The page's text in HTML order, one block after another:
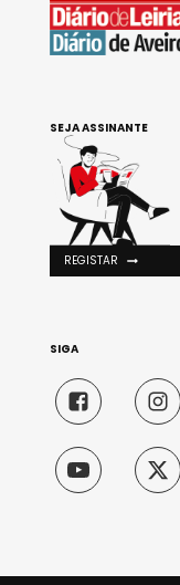
SEJA ASSINANTE
REGISTAR
SIGA